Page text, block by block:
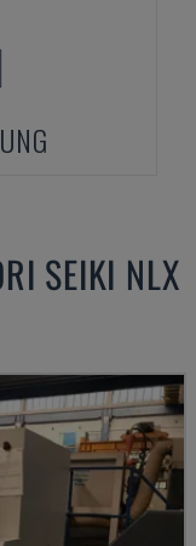
SEIKI NLX